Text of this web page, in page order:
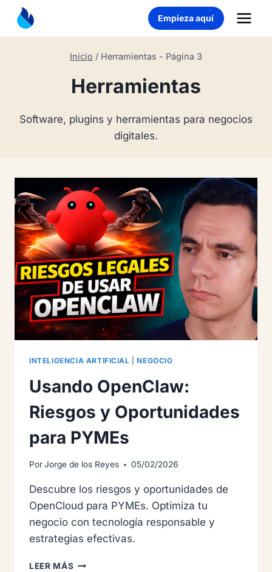
Saltar
contenido
Empieza aquí
Inicio / Herramientas - Página 3
Herramientas
Software, plugins y herramientas para negocios
digitales.
INTELIGENCIA ARTIFICIAL |NEGOCIO
Usando OpenClaw:
Riesgos y Oportunidades
para PYMEs
PorJorge de los Reyes 05/02/2026
Descubre los riesgos y oportunidades de
OpenCloud para PYMEs. Optimiza tu
negocio con tecnología responsable y
estrategias efectivas.
LEER MÁSUSANDO